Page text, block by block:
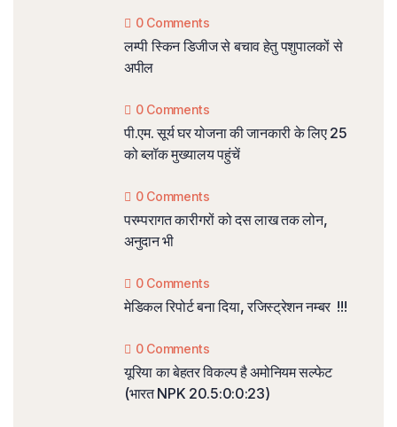
0 Comments
लम्पी स्किन डिजीज से बचाव हेतु पशुपालकों से
अपील
0 Comments
पी.एम. सूर्य घर योजना की जानकारी के लिए 25
को ब्लॉक मुख्यालय पहुंचें
0 Comments
परम्परागत कारीगरों को दस लाख तक लोन,
अनुदान भी
0 Comments
मेडिकल रिपोर्ट बना दिया, रजिस्ट्रेशन नम्बर !!!
0 Comments
यूरिया का बेहतर विकल्प है अमोनियम सल्फेट
(भारत NPK 20.5:0:0:23)